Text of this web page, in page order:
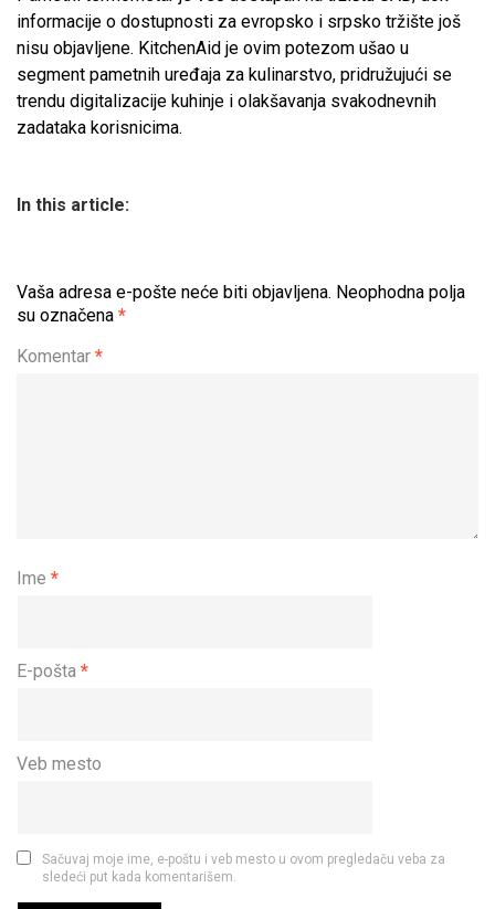
informacije o dostupnosti za evropsko i srpsko tržište još
nisu objavljene. KitchenAid je ovim potezom ušao u
segment pametnih uređaja za kulinarstvo, pridružujući se
trendu digitalizacije kuhinje i olakšavanja svakodnevnih
zadataka korisnicima.
In this article:
Vaša adresa e-pošte neće biti objavljena. Neophodna polja
su označena *
Komentar *
Ime *
E-pošta *
Veb mesto
Sačuvaj moje ime, e-poštu i veb mesto u ovom pregledaču veba za
sledeći put kada komentarišem.